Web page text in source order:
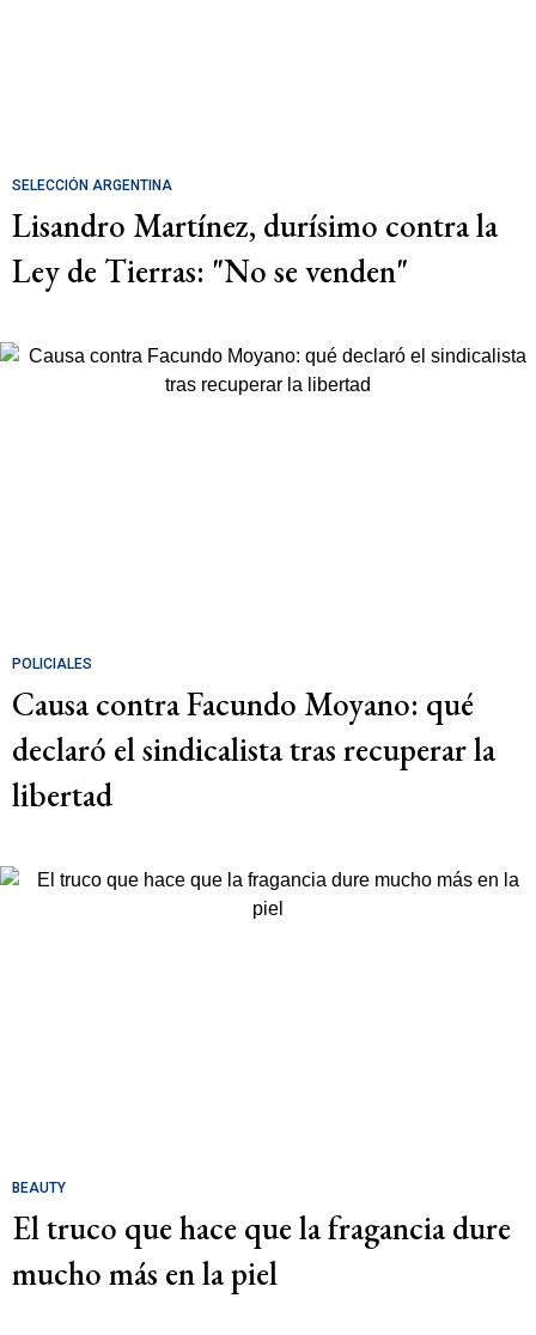
SELECCIÓN ARGENTINA
Lisandro Martínez, durísimo contra la
Ley de Tierras: "No se venden"
POLICIALES
Causa contra Facundo Moyano: qué
declaró el sindicalista tras recuperar la
libertad
BEAUTY
El truco que hace que la fragancia dure
mucho más en la piel